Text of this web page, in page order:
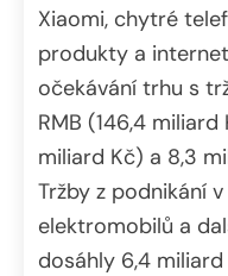
Xiaomi, chytré
produkty a
očekávání trhu s
RMB (146,4
miliard Kč) a 8,3
Tržby z podnikání
elektromobilů a
dosáhly 6,4 miliard